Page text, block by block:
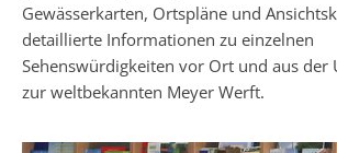
Gewässerkarten, Ortspläne und
detaillierte Informationen zu einzelnen
Sehenswürdigkeiten vor Ort und aus der
zur weltbekannten Meyer Werft.